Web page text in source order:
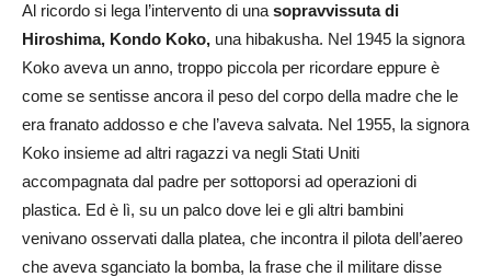
Al ricordo si lega l’intervento di una sopravvissuta di
Hiroshima, Kondo Koko, una hibakusha. Nel 1945 la signora
Koko aveva un anno, troppo piccola per ricordare eppure è
come se sentisse ancora il peso del corpo della madre che le
era franato addosso e che l’aveva salvata. Nel 1955, la signora
Koko insieme ad altri ragazzi va negli Stati Uniti
accompagnata dal padre per sottoporsi ad operazioni di
plastica. Ed è lì, su un palco dove lei e gli altri bambini
venivano osservati dalla platea, che incontra il pilota dell’aereo
che aveva sganciato la bomba, la frase che il militare disse